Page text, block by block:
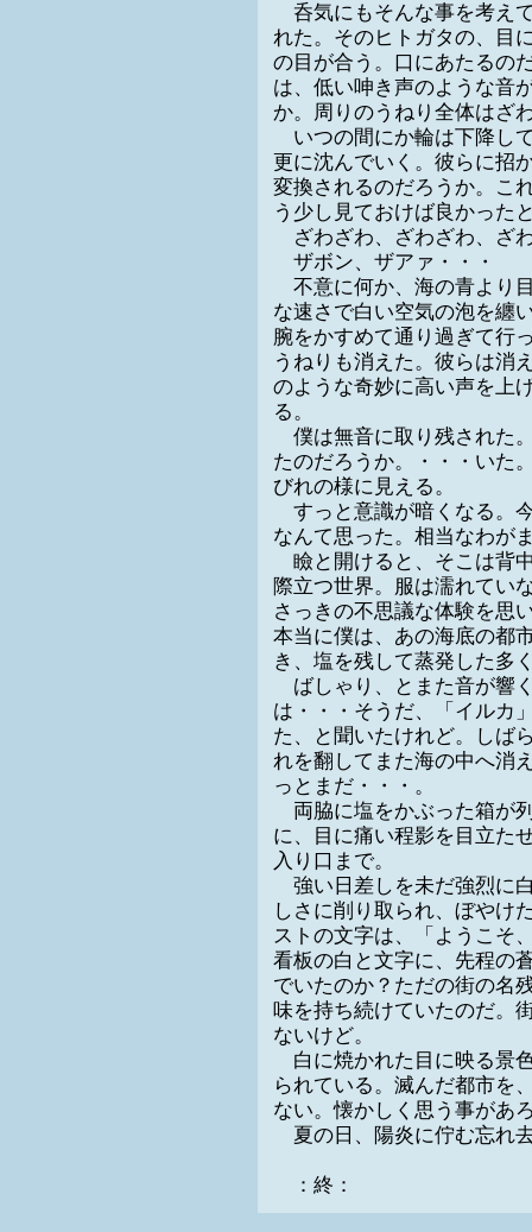
呑気にもそんな事を考え
れた。そのヒトガタの、目
の目が合う。口にあたるの
は、低い呻き声のような音
か。周りのうねり全体はざ
いつの間にか輪は下降し
更に沈んでいく。彼らに招
変換されるのだろうか。こ
う少し見ておけば良かった
ざわざわ、ざわざわ、ざ
ザボン、ザアァ・・・
不意に何か、海の青より
な速さで白い空気の泡を纏
腕をかすめて通り過ぎて行
うねりも消えた。彼らは消
のような奇妙に高い声を上
る。
僕は無音に取り残された
たのだろうか。・・・いた
びれの様に見える。
すっと意識が暗くなる。
なんて思った。相当なわが
瞼と開けると、そこは背
際立つ世界。服は濡れてい
さっきの不思議な体験を思
本当に僕は、あの海底の都
き、塩を残して蒸発した多
ばしゃり、とまた音が響
は・・・そうだ、「イルカ
た、と聞いたけれど。しば
れを翻してまた海の中へ消
っとまだ・・・。
両脇に塩をかぶった箱が
に、目に痛い程影を目立た
入り口まで。
強い日差しを未だ強烈に
しさに削り取られ、ぼやけ
ストの文字は、「ようこそ
看板の白と文字に、先程の
でいたのか？ただの街の名
味を持ち続けていたのだ。
ないけど。
白に焼かれた目に映る景
られている。滅んだ都市を
ない。懐かしく思う事があ
夏の日、陽炎に佇む忘れ
：終：